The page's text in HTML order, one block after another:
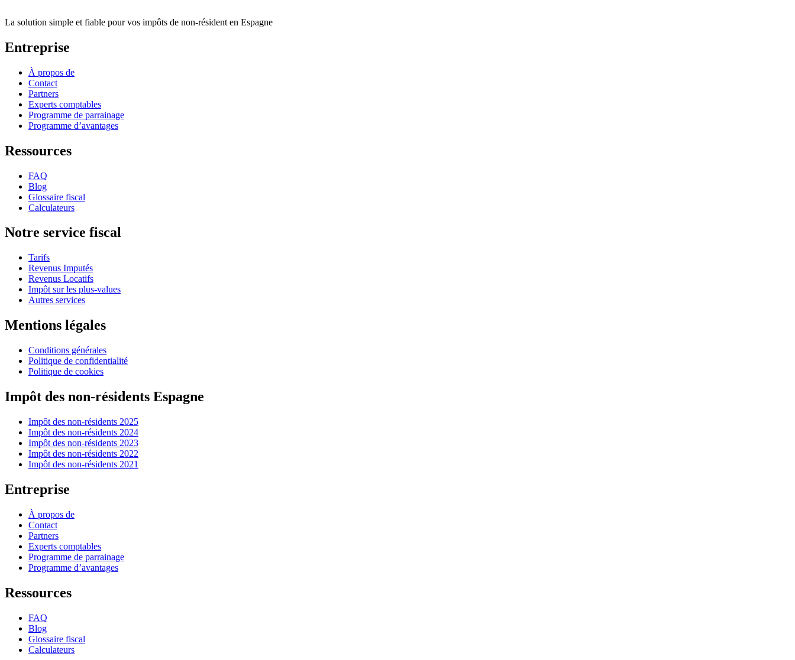
La solution simple et fiable pour vos impôts de non-résident en Espagne
Entreprise
À propos de
Contact
Partners
Experts comptables
Programme de parrainage
Programme d’avantages
Ressources
FAQ
Blog
Glossaire fiscal
Calculateurs
Notre service fiscal
Tarifs
Revenus Imputés
Revenus Locatifs
Impôt sur les plus-values
Autres services
Mentions légales
Conditions générales
Politique de confidentialité
Politique de cookies
Impôt des non-résidents Espagne
Impôt des non-résidents 2025
Impôt des non-résidents 2024
Impôt des non-résidents 2023
Impôt des non-résidents 2022
Impôt des non-résidents 2021
Entreprise
À propos de
Contact
Partners
Experts comptables
Programme de parrainage
Programme d’avantages
Ressources
FAQ
Blog
Glossaire fiscal
Calculateurs